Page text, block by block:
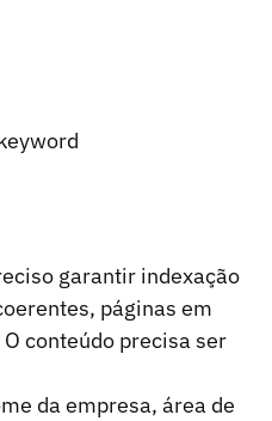
garantir indexação
páginas em
conteúdo precisa ser
da empresa, área de